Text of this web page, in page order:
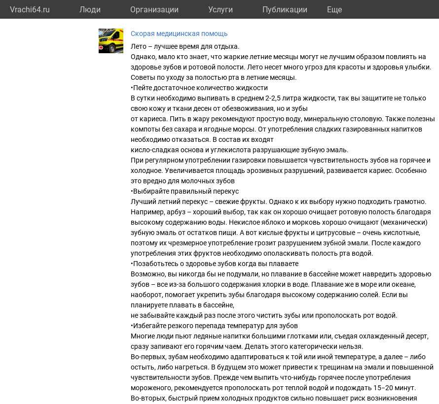
Vrachi64.ru Люди Организации Услуги Публикации Eще
Скорая медицинская помощь
Лето – лучшее время для отдыха.
Однако, мало кто знает, что жаркие летние месяцы могут не лучшим образом повлиять на
здоровье зубов и ротовой полости. Лето несет много угроз для красоты и здоровья улыбки.
Советы по уходу за полостью рта в летние месяцы.
•Пейте достаточное количество жидкости
В сутки необходимо выпивать в среднем 2-2,5 литра жидкости, так вы защитите не только
свою кожу и ткани десен от обезвоживания, но и зубы
от кариеса. Пить в жару рекомендуют простую воду, минеральную столовую. Также полезны
компоты без сахара и ягодные морсы. От употребления сладких газированных напитков
необходимо отказаться. В состав их входят
кисло-сладкая основа и углекислота разрушающие зубную эмаль.
При регулярном употреблении газировки повышается чувствительность зубов на горячее и
холодное. Увеличивается площадь эрозивных разрушений, развивается кариес. Особенно
это вредно для молочных зубов
•Выбирайте правильный перекус
Лучший летний перекус – свежие фрукты. Однако к их выбору нужно подходить грамотно.
Например, арбуз – хороший выбор, так как он хорошо очищает ротовую полость благодаря
высокому содержанию воды. Некислое яблоко и морковь хорошо очищают (механически)
зубную эмаль от остатков пищи. А вот кислые фрукты и цитрусовые – очень кислотные,
поэтому их чрезмерное употребление грозит разрушением зубной эмали. После каждого
употребления этих фруктов необходимо ополаскивать полость рта водой.
•Позаботьтесь о здоровье зубов когда вы плаваете
Возможно, вы никогда бы не подумали, но плавание в бассейне может навредить здоровью
зубов – все из-за большого содержания хлорки в воде. Плавание же в море или океане,
наоборот, помогает укрепить зубы благодаря высокому содержанию солей. Если вы
планируете плавать в бассейне,
не забывайте каждый раз после этого чистить зубы или прополоскать рот водой.
•Избегайте резкого перепада температур для зубов
Многие люди пьют ледяные напитки большими глотками или, съедая охлажденный десерт,
сразу запивают его горячим чаем. Делать этого категорически нельзя.
Во-первых, зубам необходимо адаптироваться к той или иной температуре, а далее – либо
остыть, либо нагреться. В будущем это может привести к трещинам на эмали и повышенной
чувствительности зубов. Прежде чем выпить что-нибудь горячее после употребления
мороженого, рекомендуется прополоскать рот теплой водой и подождать 15−20 минут.
Во-вторых, быстрый прием холодных продуктов сильно повышает риск возникновения